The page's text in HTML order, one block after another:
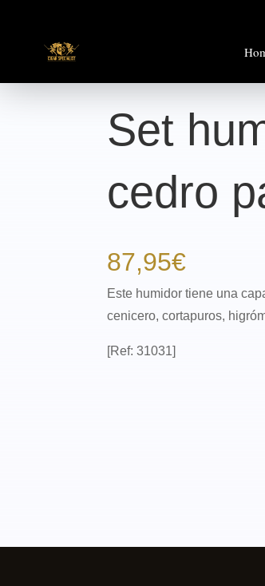
Set
cedro
87,95€
Este humidor tiene una
cenicero, cortapuros,
[Ref: 31031]